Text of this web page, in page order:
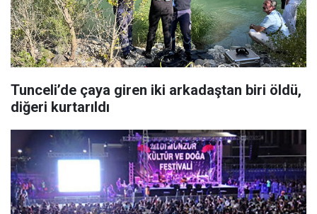
Tunceli’de çaya giren iki arkadaştan biri öldü,
diğeri kurtarıldı